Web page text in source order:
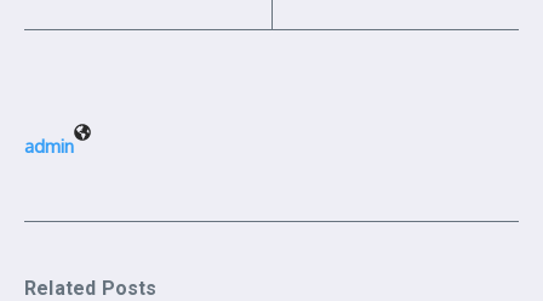
admin
Related Posts